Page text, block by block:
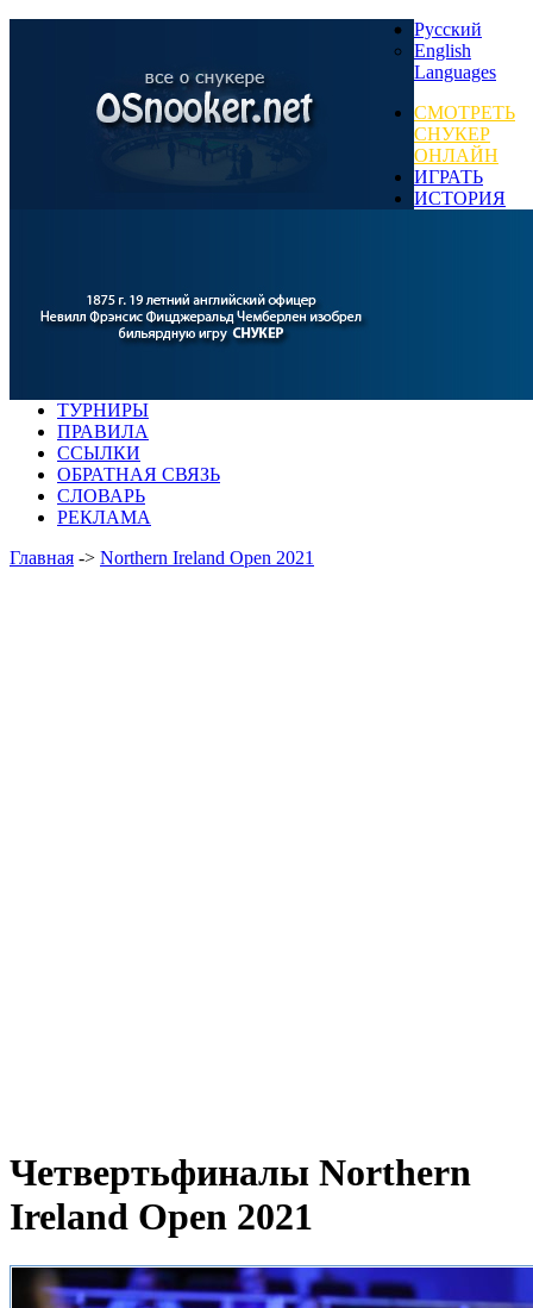
Русский
English
Languages
СМОТРЕТЬ
СНУКЕР
ОНЛАЙН
ИГРАТЬ
ИСТОРИЯ
ТУРНИРЫ
ПРАВИЛА
ССЫЛКИ
ОБРАТНАЯ СВЯЗЬ
СЛОВАРЬ
РЕКЛАМА
Главная -> Northern Ireland Open 2021
Четвертьфиналы Northern
Ireland Open 2021